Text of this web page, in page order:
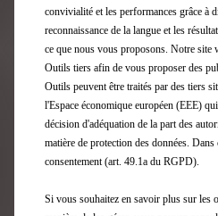
Abonnez-vous
convivialité et les performances grâce à
reconnaissance de la langue et les
ce que nous vous proposons. Notre site
Outils tiers afin de vous proposer des
Outils peuvent être traités par des tiers
l'Espace économique européen (EEE)
décision d'adéquation de la part des
matière de protection des données.
consentement (art. 49.1a du RGPD).
Si vous souhaitez en savoir plus sur les